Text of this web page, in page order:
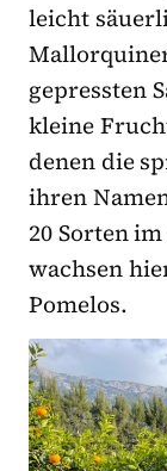
leicht
gepressten
kleine
denen die
ihren
20 Sorten
wachsen
Pomelos.